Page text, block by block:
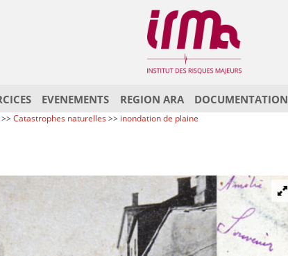
EVENEMENTS REGION ARA DOCUMENTATION
>>Catastrophes naturelles>> inondation de plaine